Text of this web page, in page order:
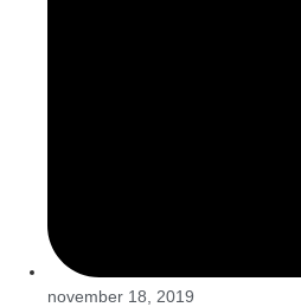
november 18, 2019